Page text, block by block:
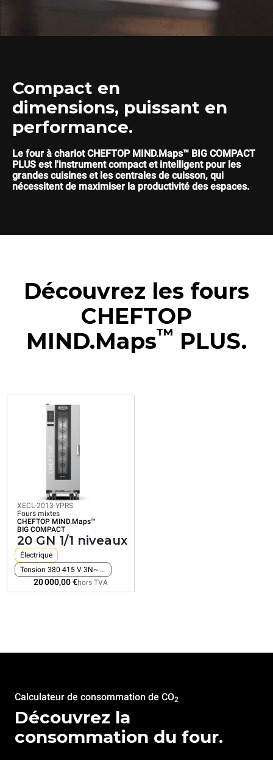
Compact en
dimensions, puissant en
performance.
Le four à chariot CHEFTOP MIND.Maps™ BIG COMPACT
PLUS est l'instrument compact et intelligent pour les
grandes cuisines et les centrales de cuisson, qui
nécessitent de maximiser la productivité des espaces.
Découvrez les fours
CHEFTOP
MIND.Maps™ PLUS.
XECL-2013-YPRS
Fours mixtes
CHEFTOP MIND.Maps™
BIG COMPACT
20 GN 1/1 niveaux
Électrique
Tension 380-415 V 3N~ uniquement
Consommation en kWh: 161,2 kWh/jour
Émissions de CO2: 0 Kg CO2/jour
20 000,00 € hors TVA
XECL-2013-YPRS
Fours mixtes
CHEFTOP MIND.Maps™
BIG COMPACT
20 GN 1/1 niveaux
Électrique
Tension 380-415 V 3N~ uniquement
20 000,00 €hors TVA
Calculateur de consommation de CO2
Découvrez la
consommation du four.